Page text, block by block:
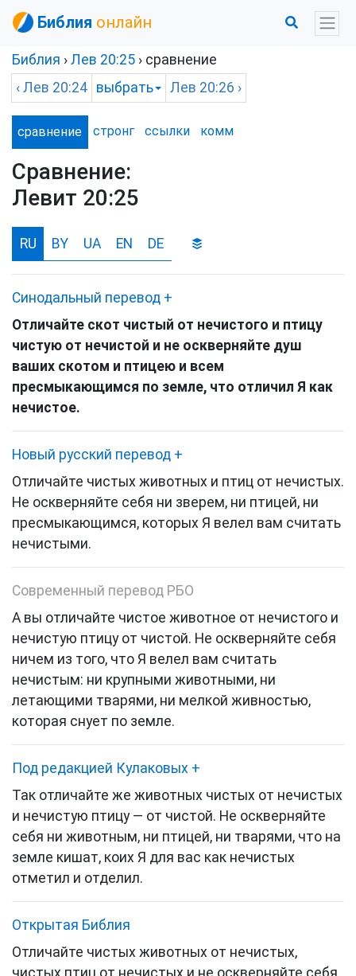
Библия онлайн
Библия › Лев 20:25 › сравнение
‹ Лев 20:24 выбрать Лев 20:26 ›
сравнение стронг ссылки комм
Сравнение:
Левит 20:25
RU BY UA EN DE
Синодальный перевод +
Отличайте скот чистый от нечистого и птицу
чистую от нечистой и не оскверняйте душ
ваших скотом и птицею и всем
пресмыкающимся по земле, что отличил Я как
нечистое.
Новый русский перевод +
Отличайте чистых животных и птиц от нечистых.
Не оскверняйте себя ни зверем, ни птицей, ни
пресмыкающимся, которых Я велел вам считать
нечистыми.
Современный перевод РБО
А вы отличайте чистое животное от нечистого и
нечистую птицу от чистой. Не оскверняйте себя
ничем из того, что Я велел вам считать
нечистым: ни крупными животными, ни
летающими тварями, ни мелкой живностью,
которая снует по земле.
Под редакцией Кулаковых +
Так отличайте же животных чистых от нечистых
и нечистую птицу — от чистой. Не оскверняйте
себя ни животным, ни птицей, ни тварями, что на
земле кишат, коих Я для вас как нечистых
отметил и отделил.
Открытая Библия
Отличайте чистых животных от нечистых,
чистых птиц от нечистых и не оскверняйте себя